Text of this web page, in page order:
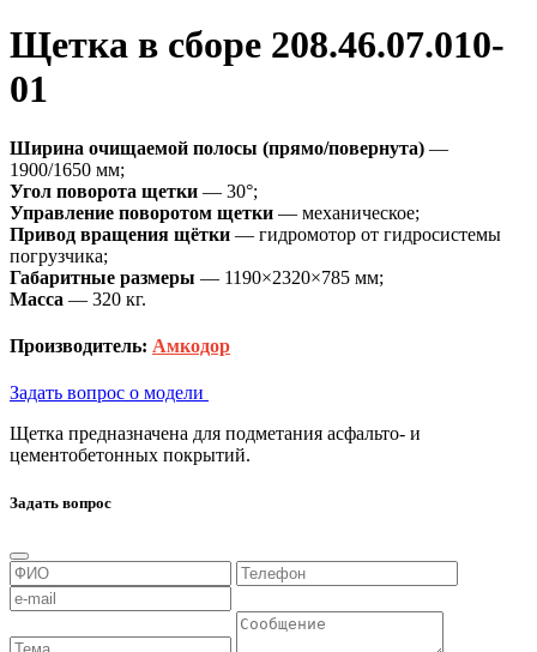
Щетка в сборе 208.46.07.010-
01
Ширина очищаемой полосы (прямо/повернута) —
1900/1650 мм;
Угол поворота щетки — 30°;
Управление поворотом щетки — механическое;
Привод вращения щётки — гидромотор от гидросистемы
погрузчика;
Габаритные размеры — 1190×2320×785 мм;
Масса — 320 кг.
Производитель: Амкодор
Задать вопрос о модели
Щетка предназначена для подметания асфальто- и
цементобетонных покрытий.
Задать вопрос